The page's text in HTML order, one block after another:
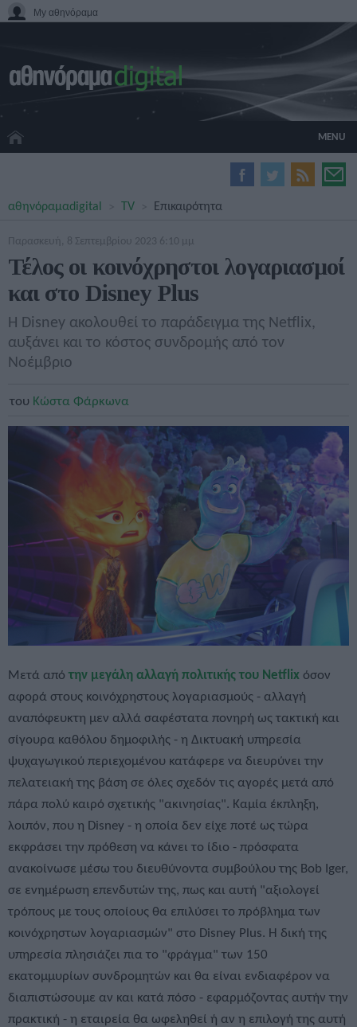
My αθηνόραμα
MENU
HOME CINEMA
GADGETS
MOVIES
TV
GAMES
SPECIALS
αθηνόραμαdigital TV Επικαιρότητα
Παρασκευή, 8 Σεπτεμβρίου 2023 6:10 μμ
Τέλος οι κοινόχρηστοι λογαριασμοί
και στο Disney Plus
Η Disney ακολουθεί το παράδειγμα της Netflix,
αυξάνει και το κόστος συνδρομής από τον
Νοέμβριο
του Κώστα Φάρκωνα
Μετά από την μεγάλη αλλαγή πολιτικής του Netflix όσον
αφορά στους κοινόχρηστους λογαριασμούς - αλλαγή
αναπόφευκτη μεν αλλά σαφέστατα πονηρή ως τακτική και
σίγουρα καθόλου δημοφιλής - η Δικτυακή υπηρεσία
ψυχαγωγικού περιεχομένου κατάφερε να διευρύνει την
πελατειακή της βάση σε όλες σχεδόν τις αγορές μετά από
πάρα πολύ καιρό σχετικής "ακινησίας". Καμία έκπληξη,
λοιπόν, που η Disney - η οποία δεν είχε ποτέ ως τώρα
εκφράσει την πρόθεση να κάνει το ίδιο - πρόσφατα
ανακοίνωσε μέσω του διευθύνoντα συμβούλου της Bob Iger,
σε ενημέρωση επενδυτών της, πως και αυτή "αξιολογεί
τρόπους με τους οποίους θα επιλύσει το πρόβλημα των
κοινόχρηστων λογαριασμών" στο Disney Plus. Η δική της
υπηρεσία πλησιάζει πια το "φράγμα" των 150
εκατομμυρίων συνδρομητών και θα είναι ενδιαφέρον να
διαπιστώσουμε αν και κατά πόσο - εφαρμόζοντας αυτήν την
πρακτική - η εταιρεία θα ωφεληθεί ή αν η επιλογή της αυτή